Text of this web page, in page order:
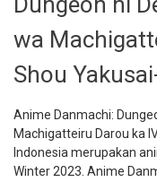
wa
Shou
Anime Danmachi:
Machigatteiru Darou ka
Indonesia merupakan
Winter 2023. Anime